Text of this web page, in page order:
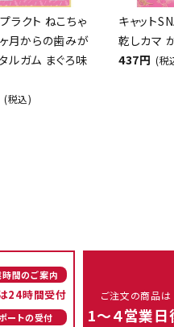
ラクト ねこちゃ
月からの歯みが
ルガム まぐろ味
(税込)
キャット
乾しカマ
437円 (税
間のご案内
24時間受付
ートの受付
ご注文の商品は
1～４営業日